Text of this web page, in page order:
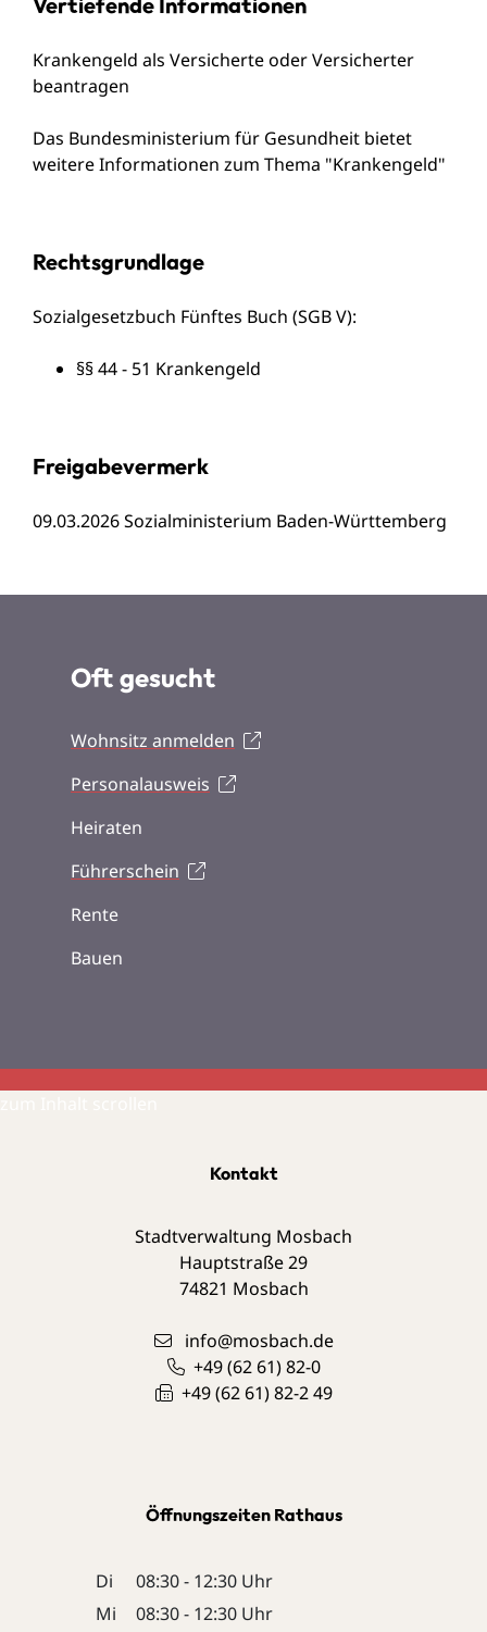
Krankengeld als Versicherte oder Versicherter
beantragen
Das Bundesministerium für Gesundheit bietet
weitere Informationen zum Thema "Krankengeld"
Rechtsgrundlage
Sozialgesetzbuch Fünftes Buch (SGB V):
§§ 44 - 51 Krankengeld
Freigabevermerk
09.03.2026 Sozialministerium Baden-Württemberg
Oft gesucht
Wohnsitz anmelden
Personalausweis
Heiraten
Führerschein
Rente
Bauen
Kontakt
Stadtverwaltung Mosbach
Hauptstraße 29
74821 Mosbach
info@mosbach.de
+49 (62 61) 82-0
+49 (62 61) 82-2 49
Öffnungszeiten Rathaus
Di
08:30 - 12:30 Uhr
Mi
08:30 - 12:30 Uhr